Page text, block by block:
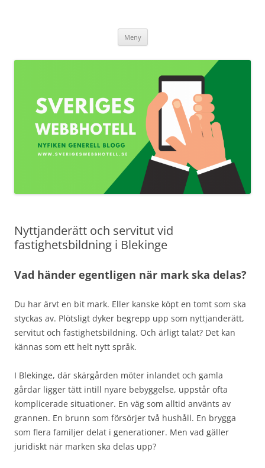
Meny Hoppa
innehåll
Nyttjanderätt och servitut vid
fastighetsbildning i Blekinge
Vad händer egentligen när mark ska delas?
Du har ärvt en bit mark. Eller kanske köpt en tomt som ska
styckas av. Plötsligt dyker begrepp upp som nyttjanderätt,
servitut och fastighetsbildning. Och ärligt talat? Det kan
kännas som ett helt nytt språk.
I Blekinge, där skärgården möter inlandet och gamla
gårdar ligger tätt intill nyare bebyggelse, uppstår ofta
komplicerade situationer. En väg som alltid använts av
grannen. En brunn som försörjer två hushåll. En brygga
som flera familjer delat i generationer. Men vad gäller
juridiskt när marken ska delas upp?